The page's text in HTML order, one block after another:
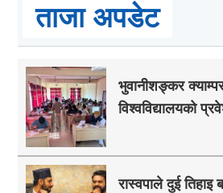
ताजा अपडेट
भुवानीशङ्कर
विश्वविद्यालयको
रास्वपाले दुई तिहाइ